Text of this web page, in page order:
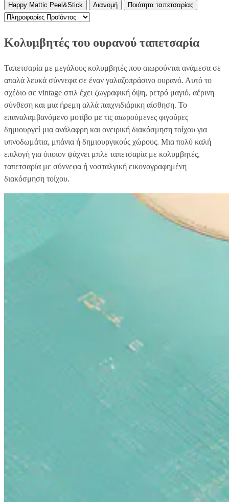
Happy Mattic Peel&Stick
Διανομή Ποιότητα ταπετσαρίας
Κολυμβητές του ουρανού ταπετσαρία
Ταπετσαρία με μεγάλους κολυμβητές που αιωρούνται ανάμεσα σε
απαλά λευκά σύννεφα σε έναν γαλαζοπράσινο ουρανό. Αυτό το
σχέδιο σε vintage στιλ έχει ζωγραφική όψη, ρετρό μαγιό, αέρινη
σύνθεση και μια ήρεμη αλλά παιχνιδιάρικη αίσθηση. Το
επαναλαμβανόμενο μοτίβο με τις αιωρούμενες φιγούρες
δημιουργεί μια ανάλαφρη και ονειρική διακόσμηση τοίχου για
υπνοδωμάτια, μπάνια ή δημιουργικούς χώρους. Μια πολύ καλή
επιλογή για όποιον ψάχνει μπλε ταπετσαρία με κολυμβητές,
ταπετσαρία με σύννεφα ή νοσταλγική εικονογραφημένη
διακόσμηση τοίχου.